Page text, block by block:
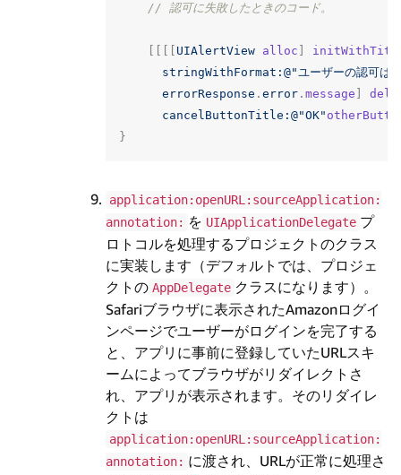
// 認可に失敗したときのコード。
UIAlertView alloc
stringWithFormat: @"ユーザーの認可は
errorResponse . error . message
cancelButtonTitle: @"OK"
}
application:openURL:sourceApplication:
annotation: を UIApplicationDelegate プ
ロトコルを処理するプロジェクトのクラス
に実装します（デフォルトでは、プロジェ
クトの AppDelegate クラスになります）。
Safariブラウザに表示されたAmazonログイ
ンページでユーザーがログインを完了する
と、アプリに事前に登録していたURLスキ
ームによってブラウザがリダイレクトさ
れ、アプリが表示されます。そのリダイレ
クトは
application:openURL:sourceApplication:
annotation: に渡され、URLが正常に処理さ